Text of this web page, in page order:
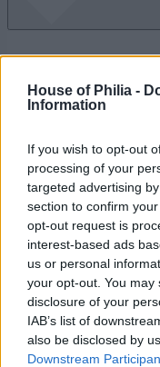
House of Philia -
Information
If you wish to opt-out
processing of your
targeted advertising
section to confirm
opt-out request is
interest-based ads
us or personal
your opt-out. You
disclosure of your
IAB’s list of
also be disclosed by
Downstream
efter:
Kategorier
BRÖLLOPET 2010
CASA M och F
DOPET MAURITS
EN
FRÅGOR OCH
GOTLAND
H of P BADRUM
H of P ENTRÉ
H of P KONTOR
H of P MATSAL
H of P TERASS
H of P TRÄDGÅRD
H of P